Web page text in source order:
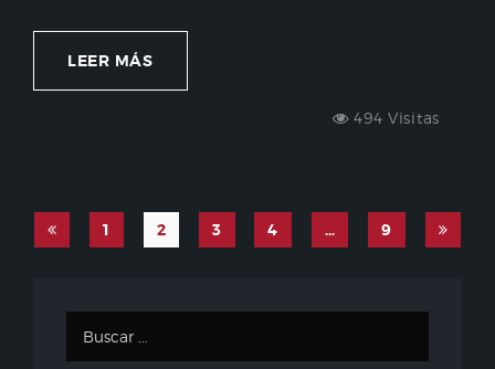
LEER MÁS
494 Visitas
1 2 3 4 … 9